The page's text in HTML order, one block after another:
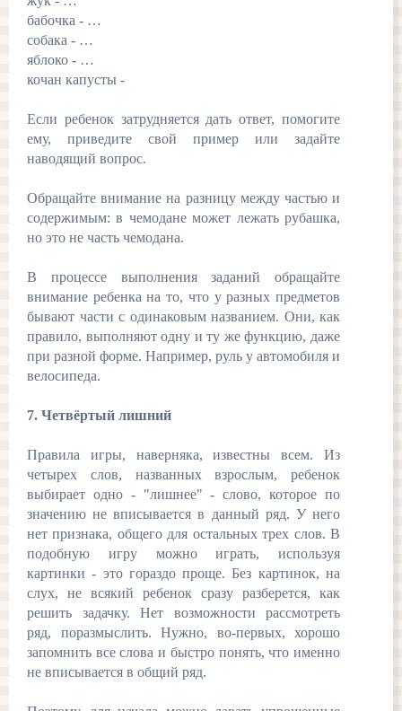
бабочка - …
собака - …
яблоко - …
кочан капусты -
Если ребенок затрудняется дать ответ, помогите
ему, приведите свой пример или задайте
наводящий вопрос.
Обращайте внимание на разницу между частью и
содержимым: в чемодане может лежать рубашка,
но это не часть чемодана.
В процессе выполнения заданий обращайте
внимание ребенка на то, что у разных предметов
бывают части с одинаковым названием. Они, как
правило, выполняют одну и ту же функцию, даже
при разной форме. Например, руль у автомобиля и
велосипеда.
7. Четвёртый лишний
Правила игры, наверняка, известны всем. Из
четырех слов, названных взрослым, ребенок
выбирает одно - "лишнее" - слово, которое по
значению не вписывается в данный ряд. У него
нет признака, общего для остальных трех слов. В
подобную игру можно играть, используя
картинки - это гораздо проще. Без картинок, на
слух, не всякий ребенок сразу разберется, как
решить задачку. Нет возможности рассмотреть
ряд, поразмыслить. Нужно, во-первых, хорошо
запомнить все слова и быстро понять, что именно
не вписывается в общий ряд.